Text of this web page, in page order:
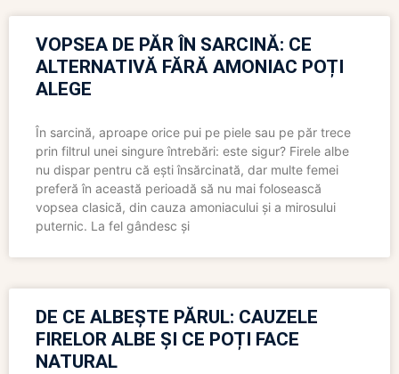
VOPSEA DE PĂR ÎN SARCINĂ: CE
ALTERNATIVĂ FĂRĂ AMONIAC POȚI
ALEGE
În sarcină, aproape orice pui pe piele sau pe păr trece
prin filtrul unei singure întrebări: este sigur? Firele albe
nu dispar pentru că ești însărcinată, dar multe femei
preferă în această perioadă să nu mai folosească
vopsea clasică, din cauza amoniacului și a mirosului
puternic. La fel gândesc și
DE CE ALBEȘTE PĂRUL: CAUZELE
FIRELOR ALBE ȘI CE POȚI FACE
NATURAL